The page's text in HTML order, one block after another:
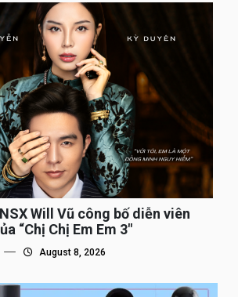
Will Vũ công bố diễn viên
“Chị Chị Em Em 3″
August 8, 2026